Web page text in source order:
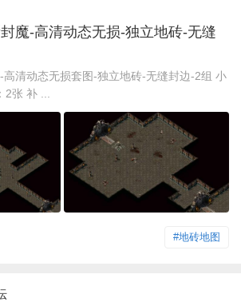
魔-高清动态无损-独立地砖-无缝
清动态无损套图-独立地砖-无缝封边-2组 小
张 补 ...
#地砖地图